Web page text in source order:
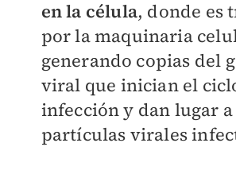
en la célula, donde es
por la maquinaria
generando copias del
viral que inician el
infección y dan lugar a
partículas virales